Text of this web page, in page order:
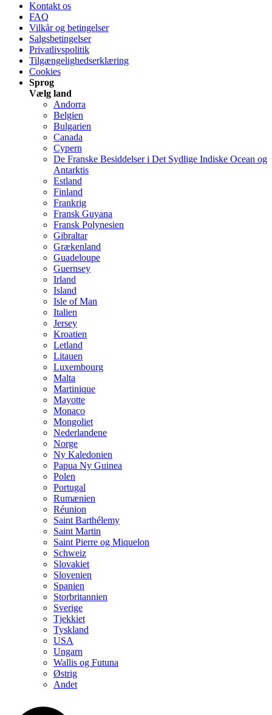
Kontakt os
FAQ
Vilkår og betingelser
Salgsbetingelser
Privatlivspolitik
Tilgængelighedserklæring
Cookies
Sprog
Vælg land
Andorra
Belgien
Bulgarien
Canada
Cypern
De Franske Besiddelser i Det Sydlige Indiske Ocean og
Antarktis
Estland
Finland
Frankrig
Fransk Guyana
Fransk Polynesien
Gibraltar
Grækenland
Guadeloupe
Guernsey
Irland
Island
Isle of Man
Italien
Jersey
Kroatien
Letland
Litauen
Luxembourg
Malta
Martinique
Mayotte
Monaco
Mongoliet
Nederlandene
Norge
Ny Kaledonien
Papua Ny Guinea
Polen
Portugal
Rumænien
Réunion
Saint Barthélemy
Saint Martin
Saint Pierre og Miquelon
Schweiz
Slovakiet
Slovenien
Spanien
Storbritannien
Sverige
Tjekkiet
Tyskland
USA
Ungarn
Wallis og Futuna
Østrig
Andet